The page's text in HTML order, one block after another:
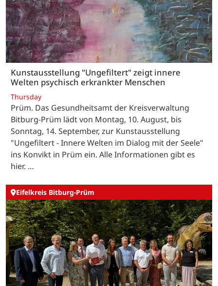
Kunstausstellung "Ungefiltert" zeigt innere
Welten psychisch erkrankter Menschen
Thursday
Prüm. Das Gesundheitsamt der Kreisverwaltung
Bitburg-Prüm lädt von Montag, 10. August, bis
Sonntag, 14. September, zur Kunstausstellung
"Ungefiltert - Innere Welten im Dialog mit der Seele"
ins Konvikt in Prüm ein. Alle Informationen gibt es
hier. …
Eifelkreis Bitburg-Prüm